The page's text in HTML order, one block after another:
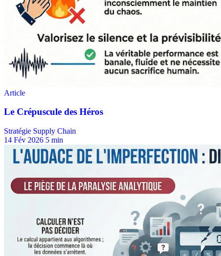
Stratégie Supply Chain
14 Fév 2026 5 min